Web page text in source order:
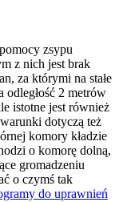
zsypu
z nich jest brak
za którymi na stałe
odległość 2 metrów
istotne jest również
dotyczą też
komory kładzie
o komorę dolną,
gromadzeniu
o czymś tak
do uprawnień